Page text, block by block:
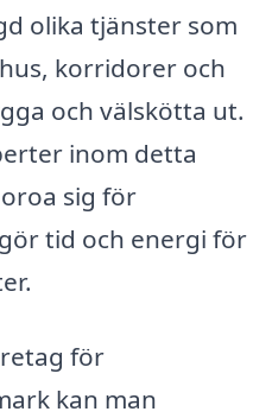
olika tjänster som
korridorer och
och välskötta ut.
inom detta
sig för
tid och energi för
för
kan man